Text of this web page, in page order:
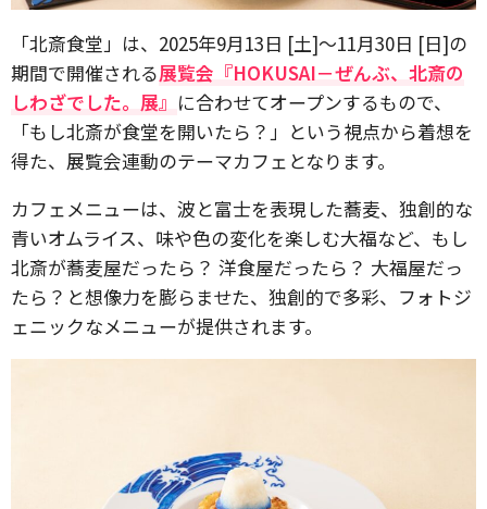
「北斎食堂」は、2025年9月13日 [土]〜11月30日 [日]の
期間で開催される展覧会『HOKUSAI－ぜんぶ、北斎の
しわざでした。展』 に合わせてオープンするもので、
「もし北斎が食堂を開いたら？」という視点から着想を
得た、展覧会連動のテーマカフェとなります。
カフェメニューは、波と富士を表現した蕎麦、独創的な
青いオムライス、味や色の変化を楽しむ大福など、もし
北斎が蕎麦屋だったら？ 洋食屋だったら？ 大福屋だっ
たら？と想像力を膨らませた、独創的で多彩、フォトジ
ェニックなメニューが提供されます。